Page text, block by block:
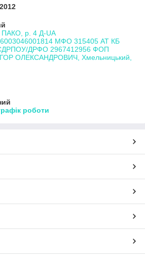
ПАКО, р. 4 Д-UA
МФО 315405 АТ КБ
ДРФО 2967412956 ФОП
ОЛЕКСАНДРОВИЧ, Хмельницький,
роботи